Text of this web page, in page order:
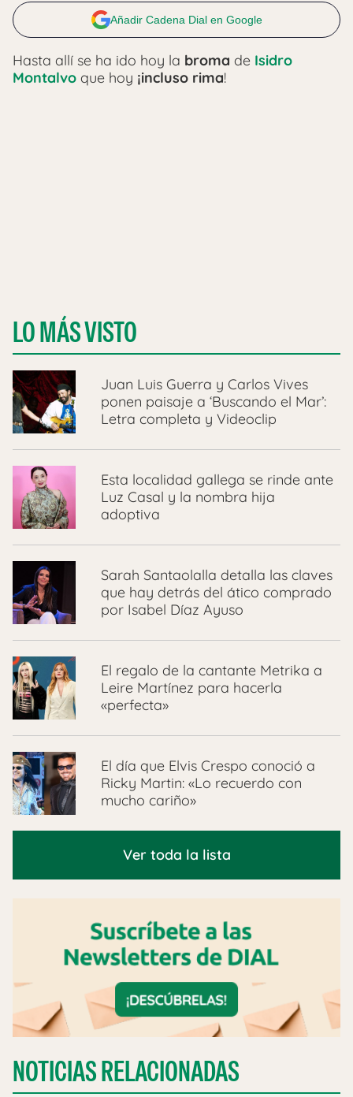
Añadir Cadena Dial en Google
Hasta allí se ha ido hoy la broma de Isidro
Montalvo que hoy ¡incluso rima!
LO MÁS VISTO
Juan Luis Guerra y Carlos Vives
ponen paisaje a ‘Buscando el Mar’:
Letra completa y Videoclip
Esta localidad gallega se rinde ante
Luz Casal y la nombra hija
adoptiva
Sarah Santaolalla detalla las claves
que hay detrás del ático comprado
por Isabel Díaz Ayuso
El regalo de la cantante Metrika a
Leire Martínez para hacerla
«perfecta»
El día que Elvis Crespo conoció a
Ricky Martin: «Lo recuerdo con
mucho cariño»
Ver toda la lista
NOTICIAS RELACIONADAS